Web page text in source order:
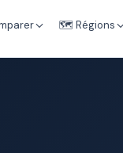
🗺️ Régions